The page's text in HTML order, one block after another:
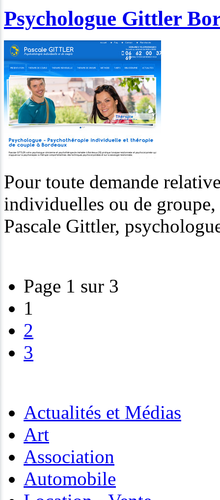
Psychologue Gittler
Pour toute demande
individuelles ou de groupe,
Pascale Gittler,
Page 1 sur 3
1
2
3
Actualités et Médias
Art
Association
Automobile